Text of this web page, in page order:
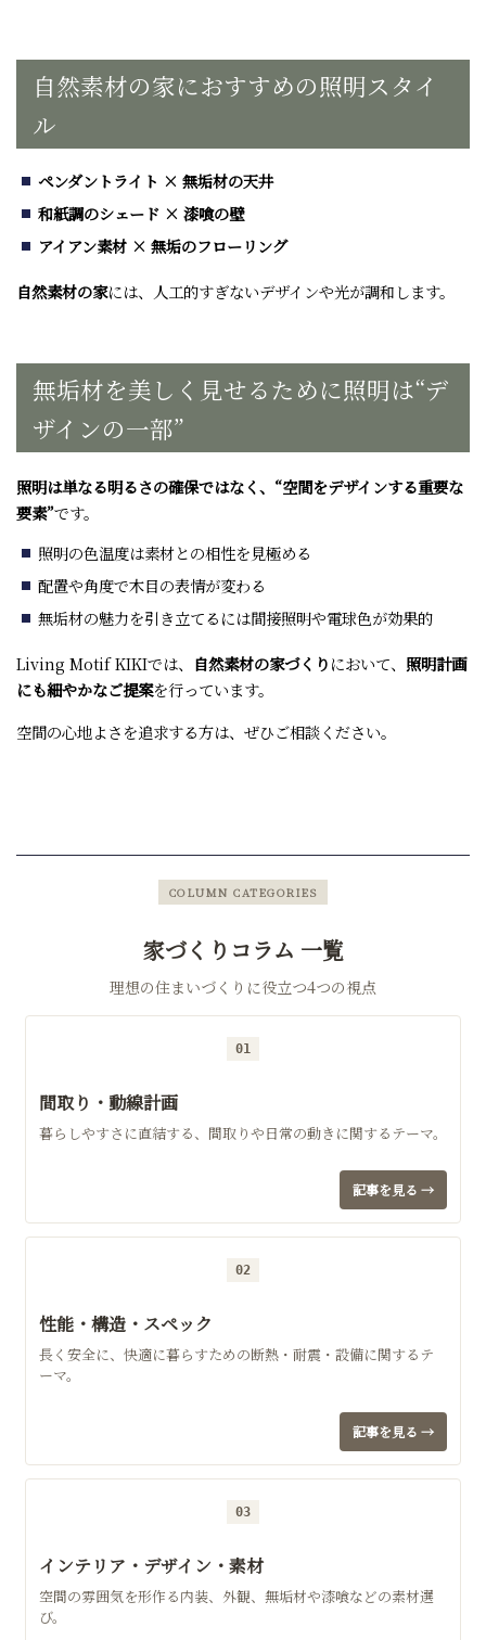
自然素材の家におすすめの照明スタイ
ル
ペンダントライト × 無垢材の天井
和紙調のシェード × 漆喰の壁
アイアン素材 × 無垢のフローリング
自然素材の家には、人工的すぎないデザインや光が調和します。
無垢材を美しく見せるために照明は“デ
ザインの一部”
照明は単なる明るさの確保ではなく、“空間をデザインする重要な
要素”です。
照明の色温度は素材との相性を見極める
配置や角度で木目の表情が変わる
無垢材の魅力を引き立てるには間接照明や電球色が効果的
Living Motif KIKIでは、 自然素材の家づくりにおいて、 照明計画
にも細やかなご提案を行っています。
空間の心地よさを追求する方は、ぜひご相談ください。
COLUMN CATEGORIES
家づくりコラム 一覧
理想の住まいづくりに役立つ4つの視点
01
間取り・動線計画
暮らしやすさに直結する、間取りや日常の動きに関するテーマ。
記事を見る →
02
性能・構造・スペック
長く安全に、快適に暮らすための断熱・耐震・設備に関するテ
ーマ。
記事を見る →
03
インテリア・デザイン・素材
空間の雰囲気を形作る内装、外観、無垢材や漆喰などの素材選
び。